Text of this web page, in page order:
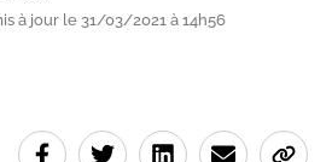
à jour le 31/03/2021 à 14h56